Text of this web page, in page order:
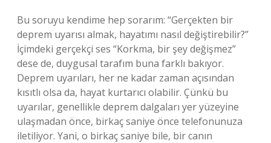
Bu soruyu kendime hep sorarım: “Gerçekten bir
deprem uyarısı almak, hayatımı nasıl değiştirebilir?”
İçimdeki gerçekçi ses “Korkma, bir şey değişmez”
dese de, duygusal tarafım buna farklı bakıyor.
Deprem uyarıları, her ne kadar zaman açısından
kısıtlı olsa da, hayat kurtarıcı olabilir. Çünkü bu
uyarılar, genellikle deprem dalgaları yer yüzeyine
ulaşmadan önce, birkaç saniye önce telefonunuza
iletiliyor. Yani, o birkaç saniye bile, bir canın